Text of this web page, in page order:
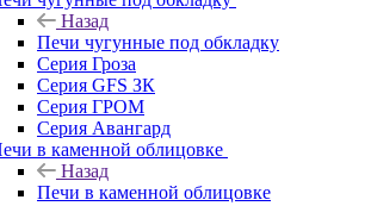
Назад
Печи чугунные под обкладку
Серия Гроза
Серия GFS ЗК
Серия ГРОМ
Серия Авангард
в каменной облицовке
Назад
Печи в каменной облицовке